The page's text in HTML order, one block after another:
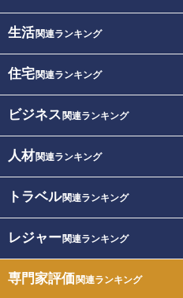
生活関連ランキング
住宅関連ランキング
ビジネス 関連ランキング
人材関連ランキング
トラベル関連ランキング
レジャー関連ランキング
専門家評価関連ランキング